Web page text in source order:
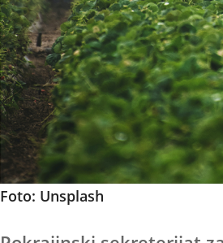
Foto: Unsplash